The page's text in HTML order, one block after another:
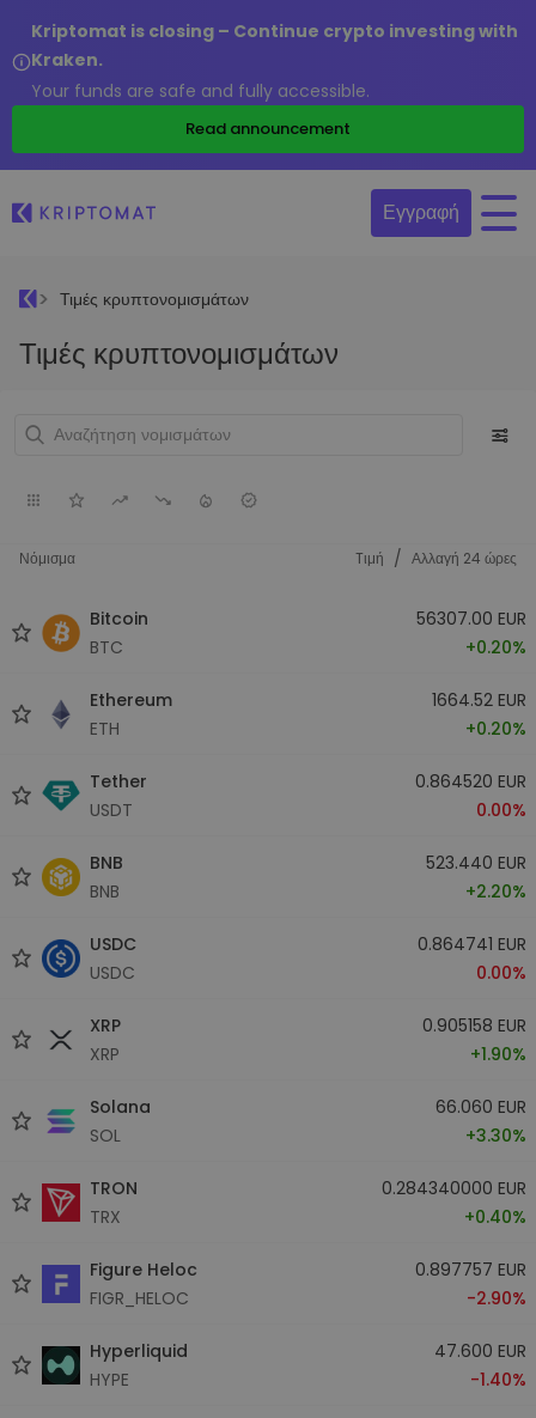
Kriptomat is closing – Continue crypto investing with
Kraken.
Your funds are safe and fully accessible.
Read announcement
Εγγραφή
Τιμές κρυπτονομισμάτων
Τιμές κρυπτονομισμάτων
Νόμισμα Tιμή / Αλλαγή 24 ώρες
Bitcoin
BTC
56307.00 EUR
+0.20%
Ethereum
ETH
1664.52 EUR
+0.20%
Tether
USDT
0.864520 EUR
0.00%
BNB
BNB
523.440 EUR
+2.20%
USDC
USDC
0.864741 EUR
0.00%
XRP
XRP
0.905158 EUR
+1.90%
Solana
SOL
66.060 EUR
+3.30%
TRON
TRX
0.284340000 EUR
+0.40%
Figure Heloc
FIGR_HELOC
0.897757 EUR
-2.90%
Hyperliquid
HYPE
47.600 EUR
-1.40%